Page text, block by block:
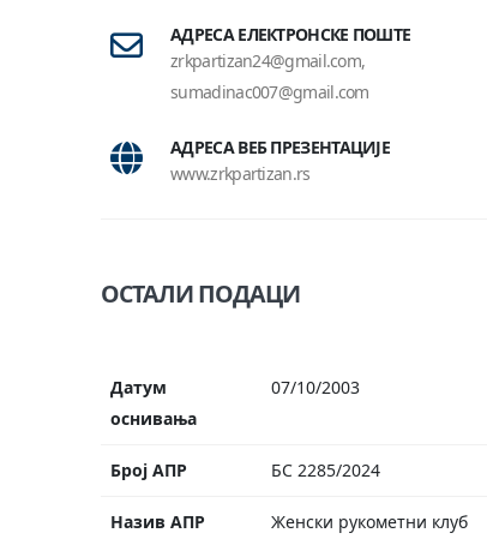
АДРЕСА ЕЛЕКТРОНСКЕ ПОШТЕ
zrkpartizan24@gmail.com,
sumadinac007@gmail.com
АДРЕСА ВЕБ ПРЕЗЕНТАЦИЈЕ
www.zrkpartizan.rs
ОСТАЛИ ПОДАЦИ
Датум
оснивања
07/10/2003
Број АПР БС 2285/2024
Назив АПР
Женски рукометни клуб